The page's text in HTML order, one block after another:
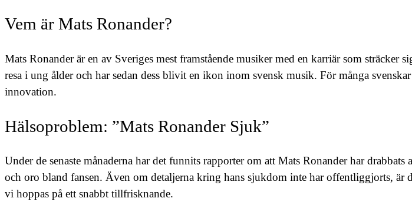
Vem är Mats Ronander?
Mats Ronander är en av Sveriges mest framstående musiker med en karriär som sträcker
resa i ung ålder och har sedan dess blivit en ikon inom svensk musik. För många
innovation.
Hälsoproblem: ”Mats Ronander Sjuk”
Under de senaste månaderna har det funnits rapporter om att Mats Ronander har
och oro bland fansen. Även om detaljerna kring hans sjukdom inte har offentliggjorts, är
vi hoppas på ett snabbt tillfrisknande.